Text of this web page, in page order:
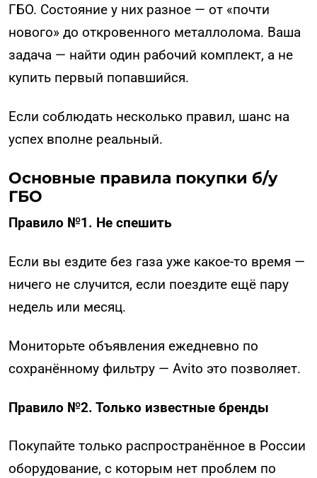
ГБО. Состояние у них разное — от «почти
нового» до откровенного металлолома. Ваша
задача — найти один рабочий комплект, а не
купить первый попавшийся.
Если соблюдать несколько правил, шанс на
успех вполне реальный.
Основные правила покупки б/у
ГБО
Правило №1. Не спешить
Если вы ездите без газа уже какое-то время —
ничего не случится, если поездите ещё пару
недель или месяц.
Мониторьте объявления ежедневно по
сохранённому фильтру — Avito это позволяет.
Правило №2. Только известные бренды
Покупайте только распространённое в России
оборудование, с которым нет проблем по